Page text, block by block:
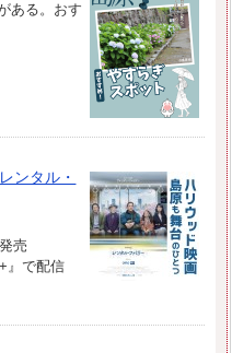
ある。おす
ンタル・
売
』で配信